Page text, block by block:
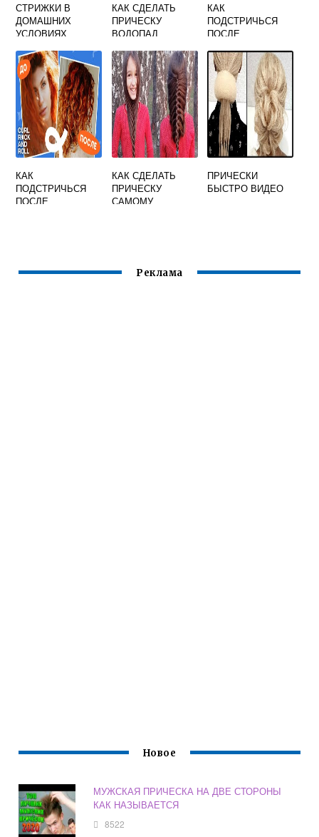
СТРИЖКИ В
ДОМАШНИХ
УСЛОВИЯХ
КАК СДЕЛАТЬ
ПРИЧЕСКУ
ВОДОПАД
КАК
ПОДСТРИЧЬСЯ
ПОСЛЕ
ЗАВИВКИ
КАК
ПОДСТРИЧЬСЯ
ПОСЛЕ
КАК СДЕЛАТЬ
ПРИЧЕСКУ
САМОМУ
ПРИЧЕСКИ
БЫСТРО ВИДЕО
Реклама
Новое
МУЖСКАЯ ПРИЧЕСКА НА ДВЕ СТОРОНЫ
КАК НАЗЫВАЕТСЯ
8522